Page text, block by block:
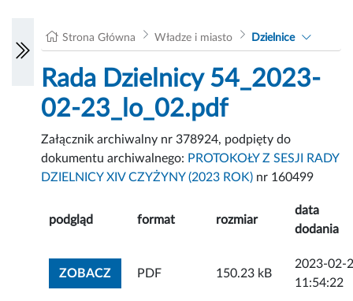
Strona Główna Władze i miasto Dzielnice
Rada Dzielnicy 54_2023-
02-23_lo_02.pdf
Załącznik archiwalny nr 378924, podpięty do
dokumentu archiwalnego: PROTOKOŁY Z SESJI RADY
DZIELNICY XIV CZYŻYNY (2023 ROK) nr 160499
podgląd format rozmiar
data
dodania
ZOBACZZOBACZ ZAŁĄCZNIK
PDF 150.23 kB
2023-02-
11:54:22